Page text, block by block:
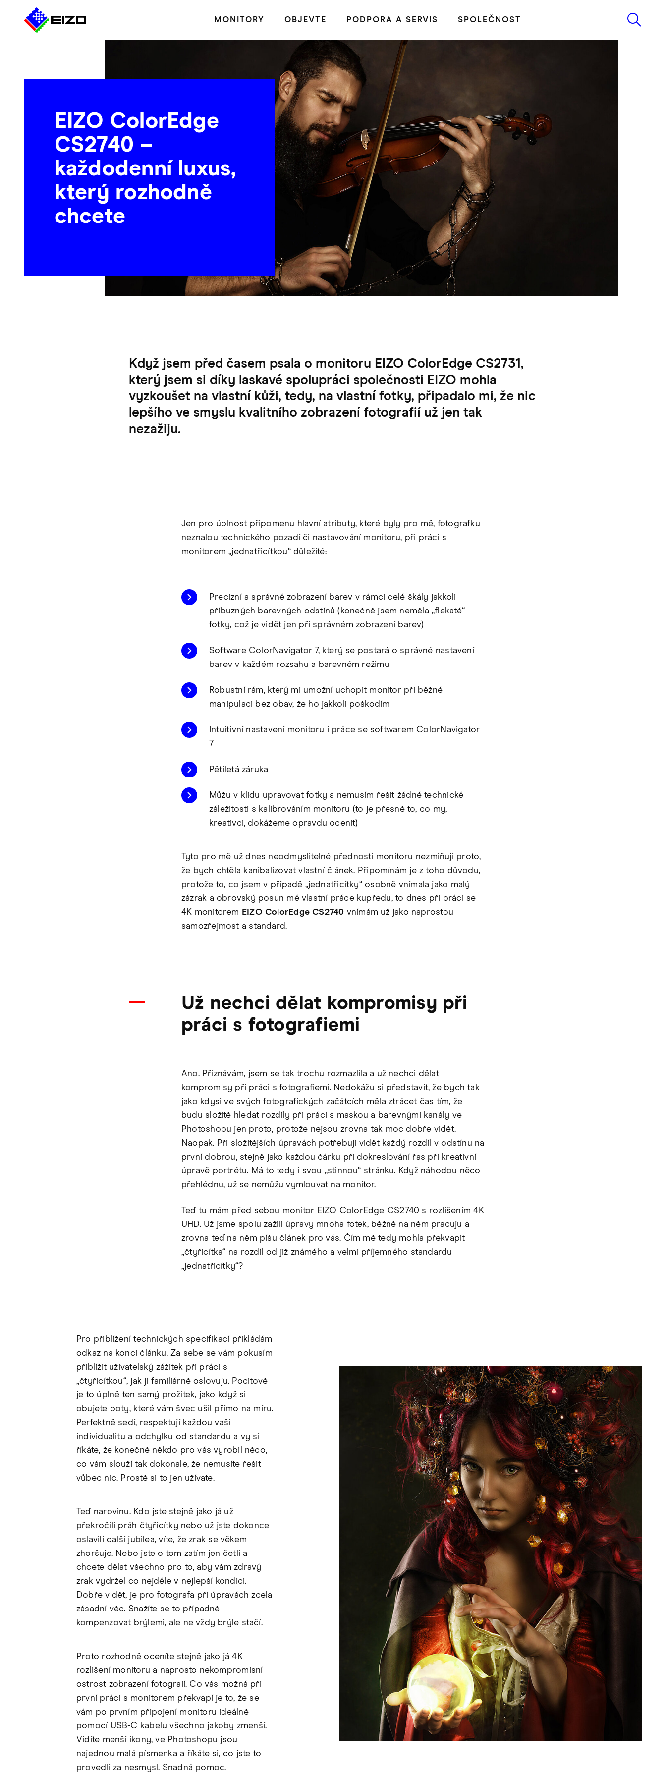
MONITORY OBJEVTE PODPORA A SERVIS SPOLEČNOST
EIZO ColorEdge
CS2740 –
každodenní luxus,
který rozhodně
chcete
Když jsem před časem psala o monitoru EIZO ColorEdge CS2731,
který jsem si díky laskavé spolupráci společnosti EIZO mohla
vyzkoušet na vlastní kůži, tedy, na vlastní fotky, připadalo mi, že nic
lepšího ve smyslu kvalitního zobrazení fotografií už jen tak
nezažiju.
Jen pro úplnost připomenu hlavní atributy, které byly pro mě, fotografku
neznalou technického pozadí či nastavování monitoru, při práci s
monitorem „jednatřicítkou“ důležité:
Precizní a správné zobrazení barev v rámci celé škály jakkoli
příbuzných barevných odstínů (konečně jsem neměla „flekaté“
fotky, což je vidět jen při správném zobrazení barev)
Software ColorNavigator 7, který se postará o správné nastavení
barev v každém rozsahu a barevném režimu
Robustní rám, který mi umožní uchopit monitor při běžné
manipulaci bez obav, že ho jakkoli poškodím
Intuitivní nastavení monitoru i práce se softwarem ColorNavigator
7
Pětiletá záruka
Můžu v klidu upravovat fotky a nemusím řešit žádné technické
záležitosti s kalibrováním monitoru (to je přesně to, co my,
kreativci, dokážeme opravdu ocenit)
Tyto pro mě už dnes neodmyslitelné přednosti monitoru nezmiňuji proto,
že bych chtěla kanibalizovat vlastní článek. Připomínám je z toho důvodu,
protože to, co jsem v případě „jednatřicítky“ osobně vnímala jako malý
zázrak a obrovský posun mé vlastní práce kupředu, to dnes při práci se
4K monitorem EIZO ColorEdge CS2740 vnímám už jako naprostou
samozřejmost a standard.
Už nechci dělat kompromisy při
práci s fotografiemi
Ano. Přiznávám, jsem se tak trochu rozmazlila a už nechci dělat
kompromisy při práci s fotografiemi. Nedokážu si představit, že bych tak
jako kdysi ve svých fotografických začátcích měla ztrácet čas tím, že
budu složitě hledat rozdíly při práci s maskou a barevnými kanály ve
Photoshopu jen proto, protože nejsou zrovna tak moc dobře vidět.
Naopak. Při složitějších úpravách potřebuji vidět každý rozdíl v odstínu na
první dobrou, stejně jako každou čárku při dokreslování řas při kreativní
úpravě portrétu. Má to tedy i svou „stinnou“ stránku. Když náhodou něco
přehlédnu, už se nemůžu vymlouvat na monitor.
Teď tu mám před sebou monitor EIZO ColorEdge CS2740 s rozlišením 4K
UHD. Už jsme spolu zažili úpravy mnoha fotek, běžně na něm pracuju a
zrovna teď na něm píšu článek pro vás. Čím mě tedy mohla překvapit
„čtyřicítka“ na rozdíl od již známého a velmi příjemného standardu
„jednatřicítky“?
Pro přiblížení technických specifikací přikládám
odkaz na konci článku. Za sebe se vám pokusím
přiblížit uživatelský zážitek při práci s
„čtyřicítkou“, jak ji familiárně oslovuju. Pocitově
je to úplně ten samý prožitek, jako když si
obujete boty, které vám švec ušil přímo na míru.
Perfektně sedí, respektují každou vaši
individualitu a odchylku od standardu a vy si
říkáte, že konečně někdo pro vás vyrobil něco,
co vám slouží tak dokonale, že nemusíte řešit
vůbec nic. Prostě si to jen užívate.
Teď narovinu. Kdo jste stejně jako já už
překročili práh čtyřicítky nebo už jste dokonce
oslavili další jubilea, víte, že zrak se věkem
zhoršuje. Nebo jste o tom zatím jen četli a
chcete dělat všechno pro to, aby vám zdravý
zrak vydržel co nejdéle v nejlepší kondici.
Dobře vidět, je pro fotografa při úpravách zcela
zásadní věc. Snažíte se to případně
kompenzovat brýlemi, ale ne vždy brýle stačí.
Proto rozhodně oceníte stejně jako já 4K
rozlišení monitoru a naprosto nekompromisní
ostrost zobrazení fotograií. Co vás možná při
první práci s monitorem překvapí je to, že se
vám po prvním připojení monitoru ideálně
pomocí USB-C kabelu všechno jakoby zmenší.
Vidíte menší ikony, ve Photoshopu jsou
najednou malá písmenka a říkáte si, co jste to
provedli za nesmysl. Snadná pomoc.